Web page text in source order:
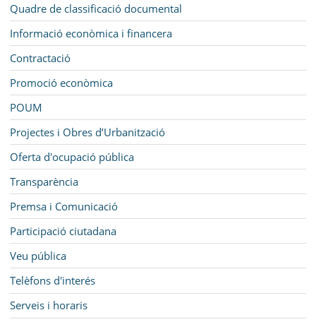
Quadre de classificació documental
Informació econòmica i financera
Contractació
Promoció econòmica
POUM
Projectes i Obres d’Urbanització
Oferta d'ocupació pública
Transparència
Premsa i Comunicació
Participació ciutadana
Veu pública
Telèfons d'interés
Serveis i horaris